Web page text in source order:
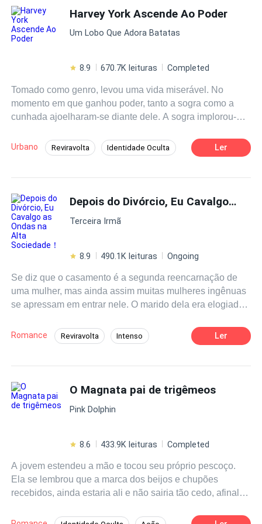
surpreendente aconteceu, ela se a neta do homem mais
rico do mundo.Se não poderia ser Sra. Lopes, então seria
a arqui-inimiga da família Lopes, uma mulher que ele
Drama Contemporâneo Reviravolta
Traição
Harvey York Ascende Ao Poder
Um Lobo Que Adora Batatas
8.9 670.7K leituras Completed
Tomado como genro, levou uma vida miserável. No
momento em que ganhou poder, tanto a sogra como a
cunhada ajoelharam-se diante dele. A sogra implorou-
"Cunhado, eu estava errada..."
Urbano Reviravolta Identidade Oculta
Aventura
Ler
Depois do Divórcio, Eu Cavalgo as Ondas na Alta Sociedade！
Terceira Irmã
8.9 490.1K leituras Ongoing
Se diz que o casamento é a segunda reencarnação de
uma mulher, mas ainda assim muitas mulheres ingênuas
se apressam em entrar nele. O marido dela era elogiado
dela e prestava atenção nos mínimos detalhes. No
entanto, ele traiu ela bem debaixo dos olhos dela. Diante
Romance Reviravolta Intenso
Independente
Ler
O Magnata pai de trigêmeos
Pink Dolphin
8.6 433.9K leituras Completed
A jovem estendeu a mão e tocou seu próprio pescoço.
Ela se lembrou que a marca dos beijos e chupões
recebidos, ainda estaria ali e não sairia tão cedo, afinal,